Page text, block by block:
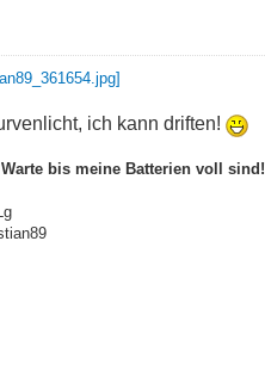
ich kann driften!
bis meine Batterien voll sind!
Lg